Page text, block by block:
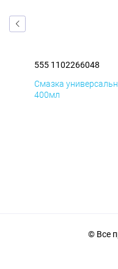
555 1102266048
Смазка
400мл
© Все